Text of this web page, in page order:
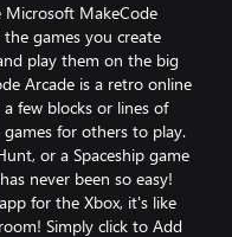
Microsoft MakeCode
games you create
play them on the big
Arcade is a retro online
few blocks or lines of
for others to play.
or a Spaceship game
never been so easy!
for the Xbox, it's like
Simply click to Add